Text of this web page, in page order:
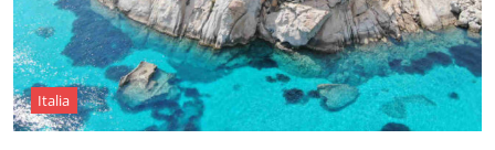
Italia